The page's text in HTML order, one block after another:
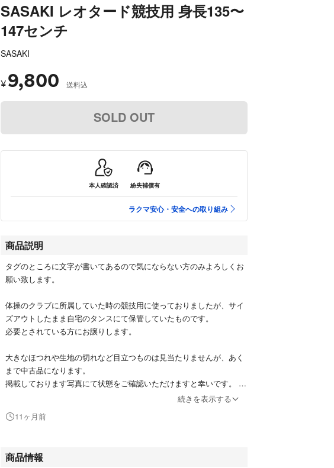
SASAKI レオタード競技用 身長135〜
147センチ
SASAKI
¥ 9,800 送料込
SOLD OUT
本人確認済 紛失補償有
ラクマ安心・安全への取り組み
商品説明
タグのところに文字が書いてあるので気にならない方のみよろしくお
願い致します。
体操のクラブに所属していた時の競技用に使っておりましたが、サイ
ズアウトしたまま自宅のタンスにて保管していたものです。
必要とされている方にお譲りします。
大きなほつれや生地の切れなど目立つものは見当たりませんが、あく
まで中古品になります。
掲載しております写真にて状態をご確認いただけますと幸いです。
ん。
犬・猫等のペットも飼っておりません。
続きを表示する
11ヶ月前
商品情報